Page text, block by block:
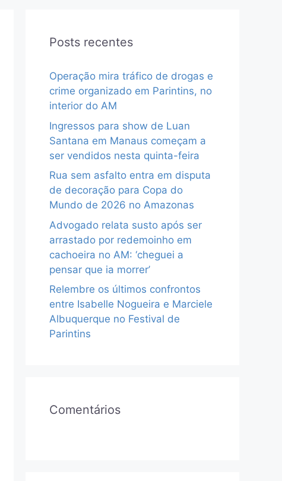
Posts recentes
Operação mira tráfico de drogas e
crime organizado em Parintins, no
interior do AM
Ingressos para show de Luan
Santana em Manaus começam a
ser vendidos nesta quinta-feira
Rua sem asfalto entra em disputa
de decoração para Copa do
Mundo de 2026 no Amazonas
Advogado relata susto após ser
arrastado por redemoinho em
cachoeira no AM: ‘cheguei a
pensar que ia morrer’
Relembre os últimos confrontos
entre Isabelle Nogueira e Marciele
Albuquerque no Festival de
Parintins
Comentários